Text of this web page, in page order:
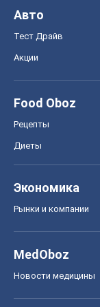
Авто
Тест Драйв
Акции
Food Oboz
Рецепты
Диеты
Экономика
Рынки и компании
MedOboz
Новости медицины